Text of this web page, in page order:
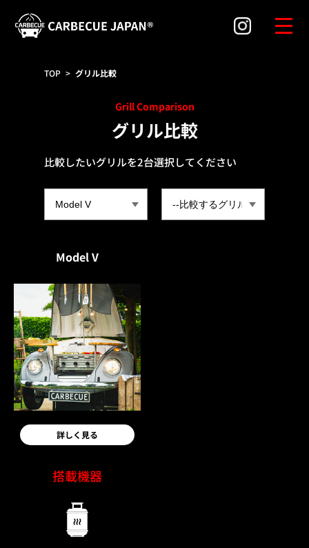
TOP > グリル比較
Grill Comparison
グリル比較
比較したいグリルを2台選択してください
Model V
詳しく見る
搭載機器